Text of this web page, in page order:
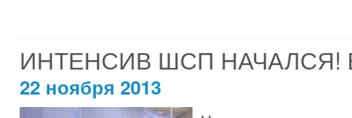
ИНТЕНСИВ ШСП НАЧАЛСЯ!
22 ноября 2013